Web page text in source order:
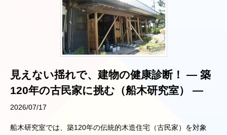
見えない揺れで、建物の健康診断！ ― 築
120年の古民家に挑む（船木研究室） ―
2026/07/17
船木研究室では、築120年の伝統的木造住宅（古民家）を対象